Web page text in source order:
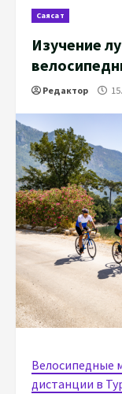
Саясат
Изучение
Редактор
Велосипедные
дистанции в